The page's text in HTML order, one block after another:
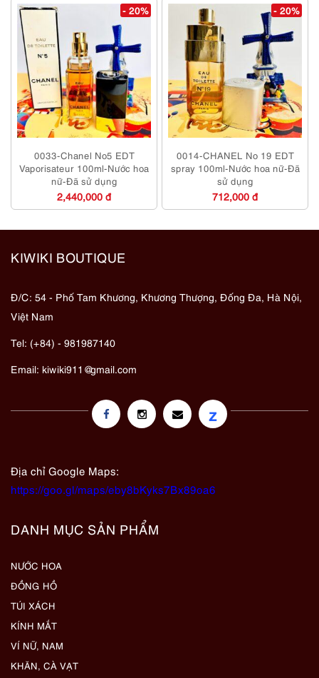
- 20%
0033-Chanel No5 EDT
Vaporisateur 100ml-Nước hoa
nữ-Đã sử dụng
2,440,000 đ
- 20%
0014-CHANEL No 19 EDT
spray 100ml-Nước hoa nữ-Đã
sử dụng
712,000 đ
KIWIKI BOUTIQUE
Đ/C: 54 - Phố Tam Khương, Khương Thượng, Đống Đa, Hà Nội,
Việt Nam
Tel: (+84) - 981987140
Email: kiwiki911@gmail.com
z
Địa chỉ Google Maps:
https://goo.gl/maps/eby8bKyks7Bx89oa6
DANH MỤC SẢN PHẨM
NƯỚC HOA
ĐỒNG HỒ
TÚI XÁCH
KÍNH MẮT
VÍ NỮ, NAM
KHĂN, CÀ VẠT